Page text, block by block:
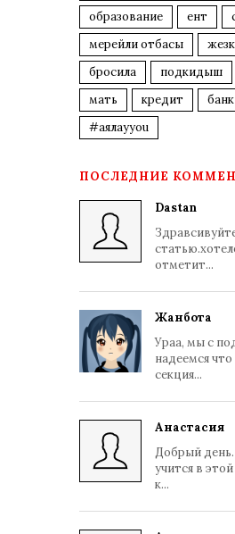
образование
ент
мерейли отбасы
бросила
подкидыш
мать
кредит
банк
#аялауyou
ПОСЛЕДНИЕ
Dastan
отметит...
Жанбота
Ураа, мы с
надеемся
секция...
Анастасия
Добрый
учится в
к...